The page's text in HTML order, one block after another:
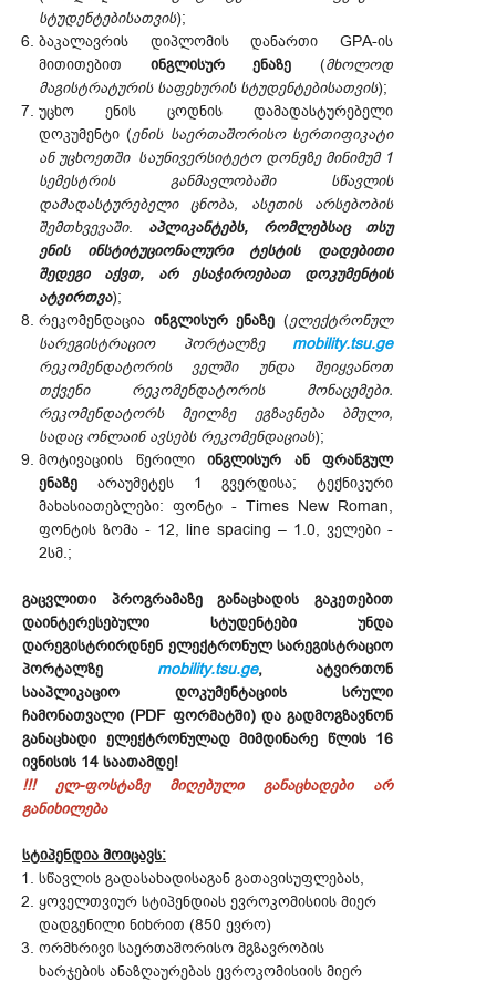
სტუდენტებისათვის);
ბაკალავრის დიპლომის დანართი GPA-ის
მითითებით ინგლისურ ენაზე(მხოლოდ
მაგისტრატურის საფეხურის სტუდენტებისათვის);
უცხო ენის ცოდნის დამადასტურებელი
დოკუმენტი (ენის საერთაშორისო სერთიფიკატი
ან უცხოეთში საუნივერსიტეტო დონეზე მინიმუმ 1
სემესტრის განმავლობაში სწავლის
დამადასტურებელი ცნობა, ასეთის არსებობის
შემთხვევაში. აპლიკანტებს, რომლებსაც თსუ
ენის ინსტიტუციონალური ტესტის დადებითი
შედეგი აქვთ, არ ესაჭიროებათ დოკუმენტის
ატვირთვა);
რეკომენდაცია ინგლისურ ენაზე (ელექტრონულ
სარეგისტრაციო პორტალზე mobility.tsu.ge
რეკომენდატორის ველში უნდა შეიყვანოთ
თქვენი რეკომენდატორის მონაცემები.
რეკომენდატორს მეილზე ეგზავნება ბმული,
სადაც ონლაინ ავსებს რეკომენდაციას);
მოტივაციის წერილი ინგლისურ ან ფრანგულ
ენაზე არაუმეტეს 1 გვერდისა; ტექნიკური
მახასიათებლები: ფონტი - Times New Roman,
ფონტის ზომა - 12, line spacing – 1.0, ველები -
2სმ.;
გაცვლითი პროგრამაზე განაცხადის გაკეთებით
დაინტერესებული სტუდენტები უნდა
დარეგისტრირდნენ ელექტრონულ სარეგისტრაციო
პორტალზე mobility.tsu.ge, ატვირთონ
სააპლიკაციო დოკუმენტაციის სრული
ჩამონათვალი (PDF ფორმატში) და გადმოგზავნონ
განაცხადი ელექტრონულად მიმდინარე წლის 16
ივნისის 14 საათამდე!
!!! ელ-ფოსტაზე მიღებული განაცხადები არ
განიხილება
სტიპენდია მოიცავს:
სწავლის გადასახადისაგან გათავისუფლებას,
ყოველთვიურ სტიპენდიას ევროკომისიის მიერ
დადგენილი ნიხრით (850 ევრო)
ორმხრივი საერთაშორისო მგზავრობის
ხარჯების ანაზღაურებას ევროკომისიის მიერ